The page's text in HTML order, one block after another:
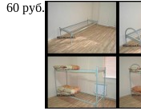
60 руб.